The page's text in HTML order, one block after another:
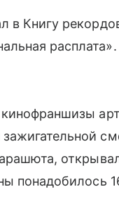
в Книгу
понадобилось